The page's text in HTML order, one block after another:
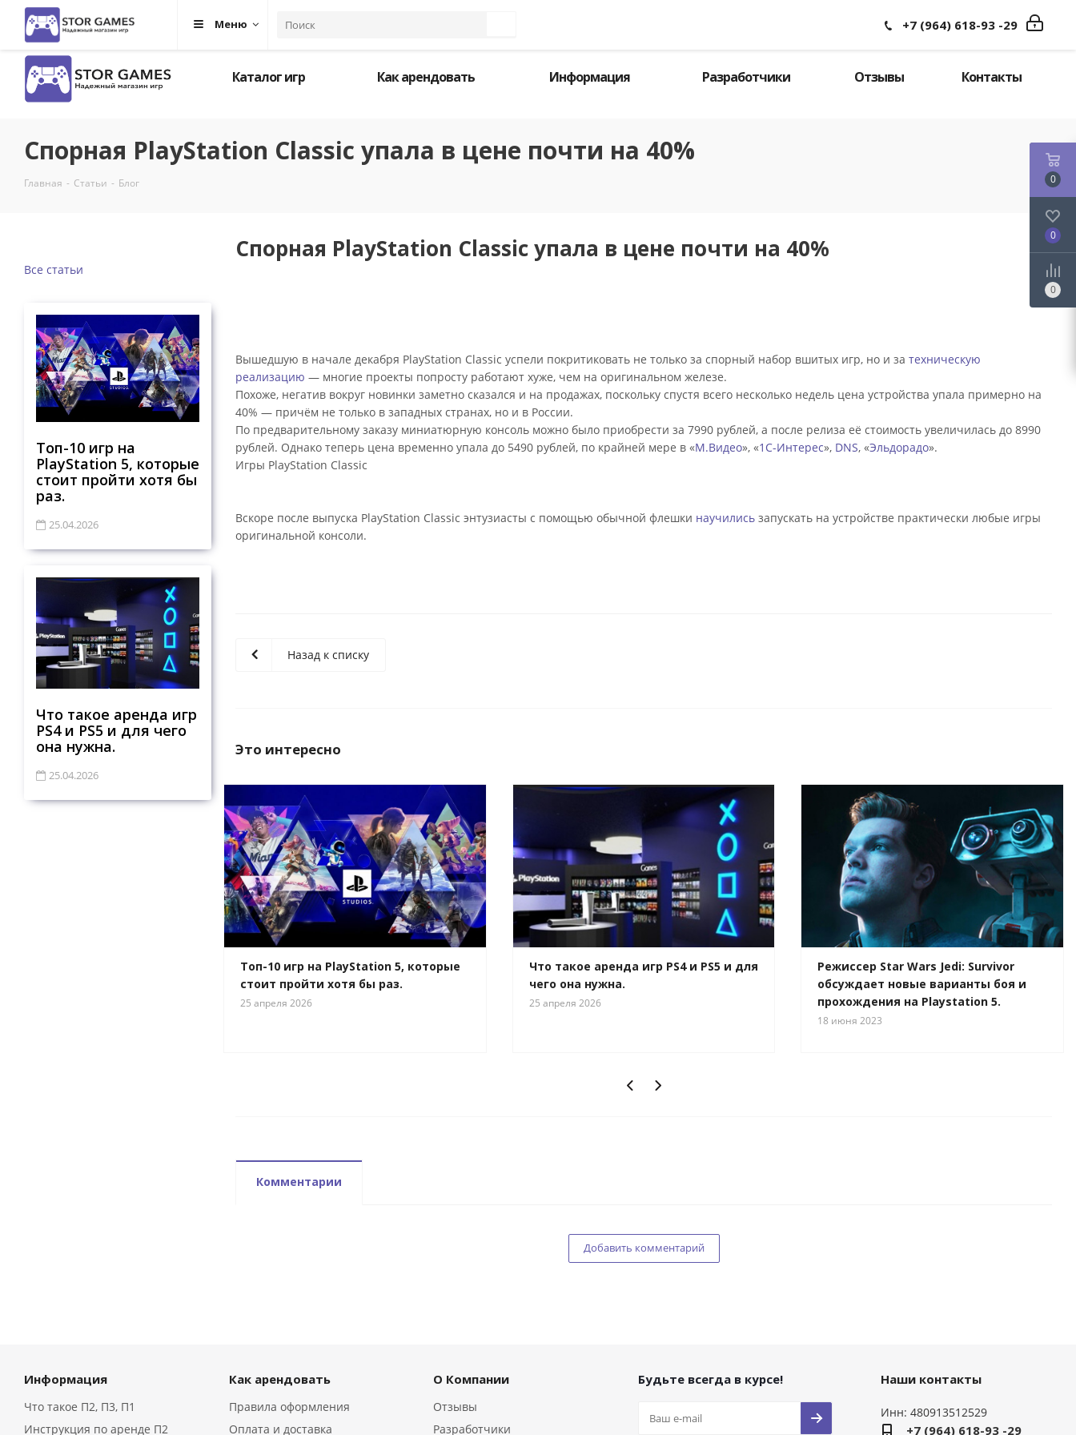
Москва +7 (964) 618-93 -29 Поиск
Каталог игр Как арендовать Информация Разработчики Отзывы Контакты
Меню +7 (964) 618-93 -29
Спорная PlayStation Classic упала в цене почти на 40%
Главная - Статьи - Блог
Спорная PlayStation Classic упала в цене почти на 40%
Вышедшую в начале декабря PlayStation Classic успели покритиковать не только за спорный набор вшитых игр, но и за техническую
реализацию — многие проекты попросту работают хуже, чем на оригинальном железе.
Похоже, негатив вокруг новинки заметно сказался и на продажах, поскольку спустя всего несколько недель цена устройства упала примерно на
40% — причём не только в западных странах, но и в России.
По предварительному заказу миниатюрную консоль можно было приобрести за 7990 рублей, а после релиза её стоимость увеличилась до 8990
рублей. Однако теперь цена временно упала до 5490 рублей, по крайней мере в «М.Видео», «1С-Интерес», DNS, «Эльдорадо».
Игры PlayStation Classic
Вскоре после выпуска PlayStation Classic энтузиасты с помощью обычной флешки научились запускать на устройстве практически любые игры
оригинальной консоли.
Назад к списку
Это интересно
Топ-10 игр на PlayStation 5, которые
стоит пройти хотя бы раз.
25 апреля 2026
Что такое аренда игр PS4 и PS5 и для
чего она нужна.
25 апреля 2026
Режиссер Star Wars Jedi: Survivor
обсуждает новые варианты боя и
прохождения на Playstation 5.
18 июня 2023
Комментарии
Добавить комментарий
Все статьи
Топ-10 игр на
PlayStation 5, которые
стоит пройти хотя бы
раз.
25.04.2026
Что такое аренда игр
PS4 и PS5 и для чего
она нужна.
25.04.2026
Информация
Что такое П2, П3, П1
Инструкция по аренде П2
Как арендовать
Правила оформления
Оплата и доставка
О Компании
Отзывы
Разработчики
Будьте всегда в курсе! Наши контакты
Инн: 480913512529
+7 (964) 618-93 -29
0
0
0